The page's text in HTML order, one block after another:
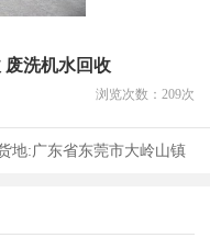
废洗机水回收
浏览次数： 209次
地:广东省东莞市大岭山镇